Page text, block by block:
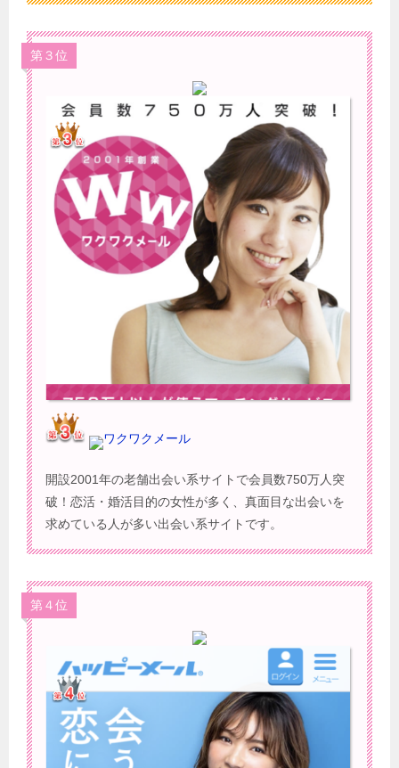
第３位
ワクワクメール
開設2001年の老舗出会い系サイトで会員数750万人突
破！恋活・婚活目的の女性が多く、真面目な出会いを
求めている人が多い出会い系サイトです。
第４位